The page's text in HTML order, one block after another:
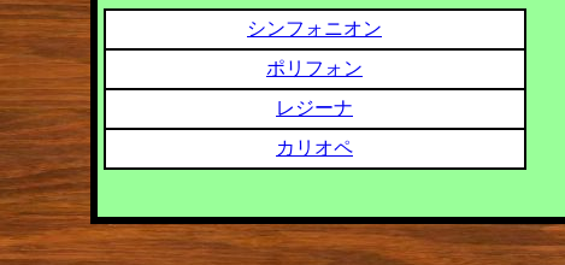
シンフォニオン
ポリフォン
レジーナ
カリオペ